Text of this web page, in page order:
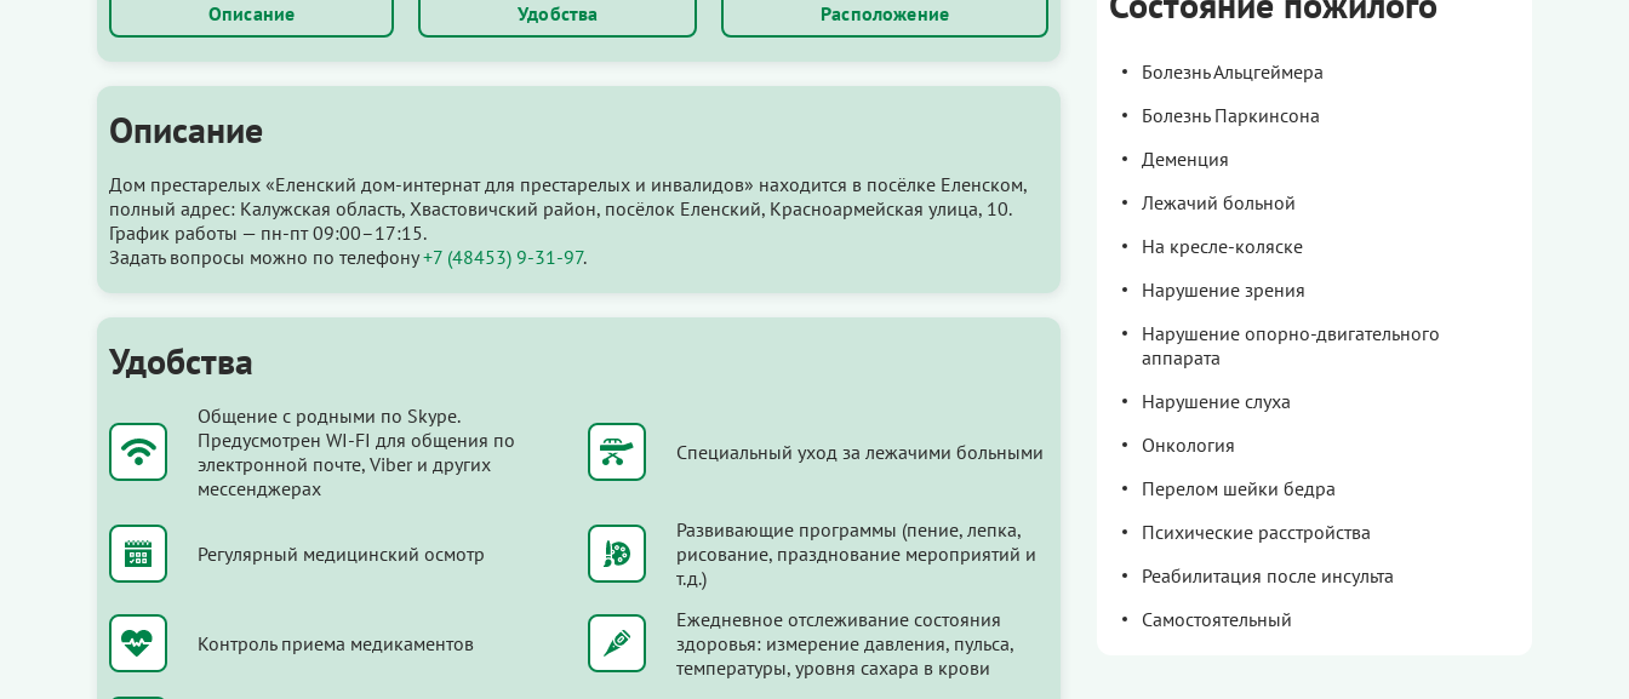
Описание Удобства Расположение
Описание
Дом престарелых «Еленский дом-интернат для престарелых и инвалидов» находится в посёлке Еленском,
полный адрес: Калужская область, Хвастовичский район, посёлок Еленский, Красноармейская улица, 10.
График работы — пн-пт 09:00–17:15.
Задать вопросы можно по телефону+7 (48453) 9-31-97.
Удобства
Общение с родными по Skype.
Предусмотрен WI-FI для общения по
электронной почте, Viber и других
мессенджерах
Специальный уход за лежачими больными
Регулярный медицинский осмотр
Развивающие программы (пение, лепка,
рисование, празднование мероприятий и
т.д.)
Контроль приема медикаментов
Ежедневное отслеживание состояния
здоровья: измерение давления, пульса,
температуры, уровня сахара в крови
Болезнь Альцгеймера
Болезнь Паркинсона
Деменция
Лежачий больной
На кресле-коляске
Нарушение зрения
Нарушение опорно-двигательного
аппарата
Нарушение слуха
Онкология
Перелом шейки бедра
Психические расстройства
Реабилитация после инсульта
Самостоятельный